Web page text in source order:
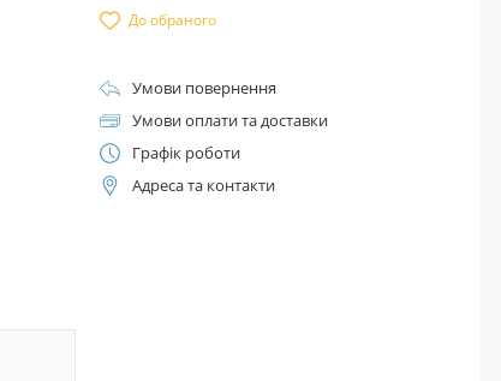
До обраного
Умови повернення
Умови оплати та доставки
Графік роботи
Адреса та контакти